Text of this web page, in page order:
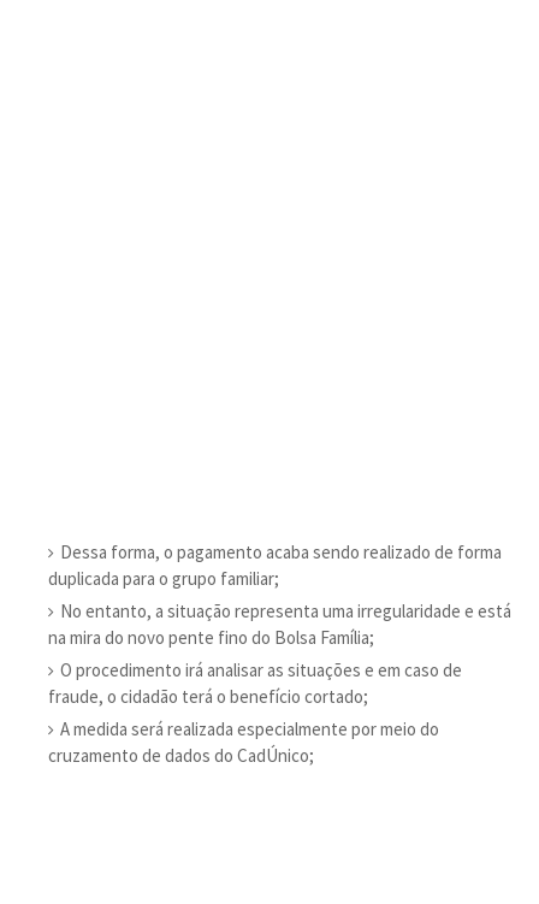
Dessa forma, o pagamento acaba sendo realizado de forma
duplicada para o grupo familiar;
No entanto, a situação representa uma irregularidade e está
na mira do novo pente fino do Bolsa Família;
O procedimento irá analisar as situações e em caso de
fraude, o cidadão terá o benefício cortado;
A medida será realizada especialmente por meio do
cruzamento de dados do CadÚnico;